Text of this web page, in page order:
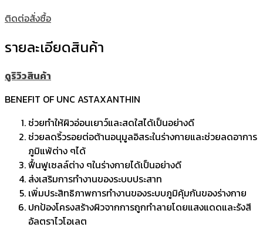
ติดต่อสั่งซื้อ
รายละเอียดสินค้า
ดูริวิวสินค้า
BENEFIT OF UNC ASTAXANTHIN
ช่วยทำให้ผิวอ่อนเยาว์และสดใสได้เป็นอย่างดี
ช่วยลดริ้วรอยต่อต้านอนุมูลอิสระในร่างกายและช่วยลดอาการ
ภูมิแพ้ต่าง ๆได้
ฟื้นฟูเซลล์ต่าง ๆในร่างกายได้เป็นอย่างดี
ส่งเสริมการทำงานของระบบประสาท
เพิ่มประสิทธิภาพการทำงานของระบบภูมิคุ้มกันของร่างกาย
ปกป้องโครงสร้างผิวจากการถูกทำลายโดยแสงแดดและรังสี
อัลตราไวโอเลต